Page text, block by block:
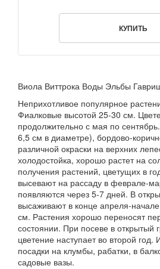
КУПИТЬ
Виола Виттрока Воды Эльбы
Неприхотливое популярное
Фиалковые высотой 25-30 см.
продолжительно с мая по
6,5 см в диаметре), бордово-
различной окраски на верхних
холодостойка, хорошо растет на
получения растений, цветущих в
высевают на рассаду в феврале-
появляются через 5-7 дней. В
высаживают в конце апреля-
см. Растения хорошо переносят
состоянии. При посеве в открытый
цветение наступает во второй год.
посадки на клумбы, рабатки, в
садовые вазы.